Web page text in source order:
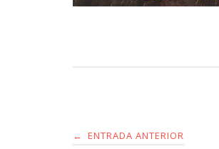
← ENTRADA ANTERIOR